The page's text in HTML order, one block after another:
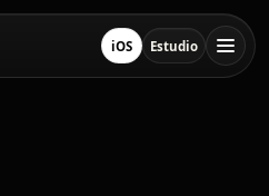
iOSDescargar en App Store
EstudioAbrir estudio